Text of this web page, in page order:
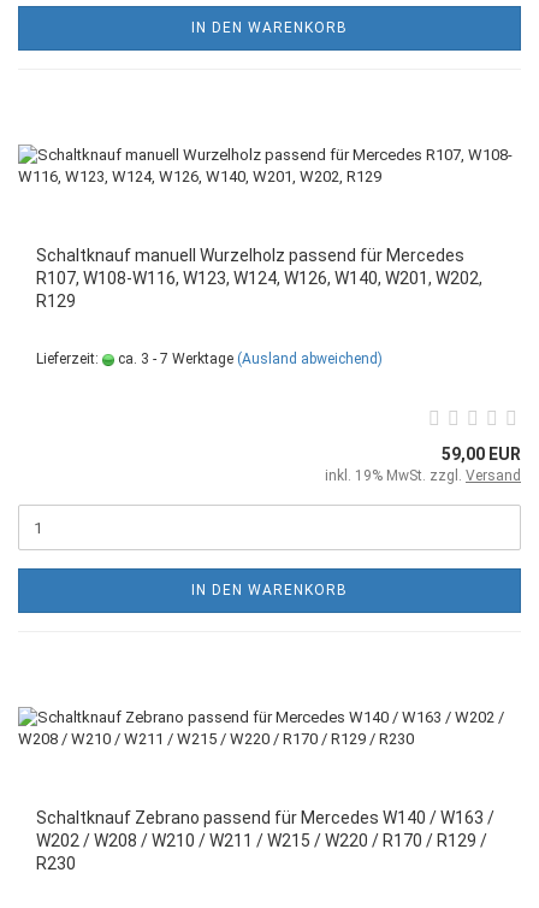
IN DEN WARENKORB
Schaltknauf manuell Wurzelholz passend für Mercedes
R107, W108-W116, W123, W124, W126, W140, W201, W202,
R129
Lieferzeit: ca. 3 - 7 Werktage (Ausland abweichend)
59,00 EUR
inkl. 19% MwSt. zzgl. Versand
IN DEN WARENKORB
Schaltknauf Zebrano passend für Mercedes W140 / W163 /
W202 / W208 / W210 / W211 / W215 / W220 / R170 / R129 /
R230